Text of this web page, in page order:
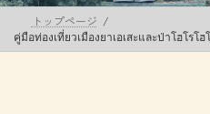
トップページ
คู่มือท่องเที่ยวเมืองยาเอเสะและป่าโฮโรโ